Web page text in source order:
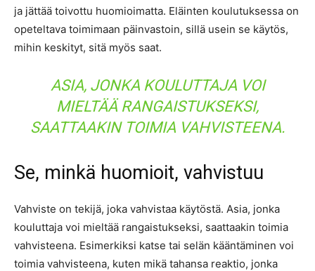
ja jättää toivottu huomioimatta. Eläinten koulutuksessa on
opeteltava toimimaan päinvastoin, sillä usein se käytös,
mihin keskityt, sitä myös saat.
ASIA, JONKA KOULUTTAJA VOI
MIELTÄÄ RANGAISTUKSEKSI,
SAATTAAKIN TOIMIA VAHVISTEENA.
Se, minkä huomioit, vahvistuu
Vahviste on tekijä, joka vahvistaa käytöstä. Asia, jonka
kouluttaja voi mieltää rangaistukseksi, saattaakin toimia
vahvisteena. Esimerkiksi katse tai selän kääntäminen voi
toimia vahvisteena, kuten mikä tahansa reaktio, jonka